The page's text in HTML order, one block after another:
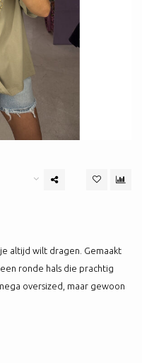
je altijd wilt dragen. Gemaakt
ronde hals die prachtig
oversized, maar gewoon